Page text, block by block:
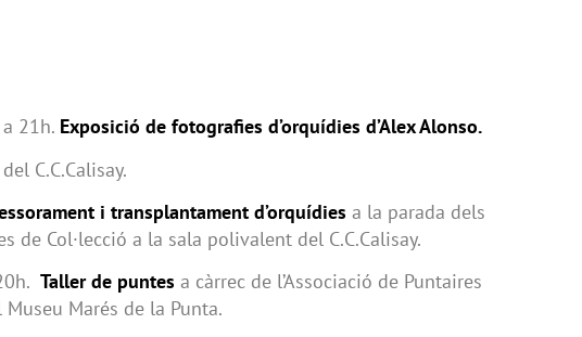
21h. Exposició de fotografies d’orquídies d’Alex Alonso.
C.C.Calisay.
i transplantament d’orquídies a la parada dels
de Col·lecció a la sala polivalent del C.C.Calisay.
Taller de puntes a càrrec de l’Associació de Puntaires
Museu Marés de la Punta.